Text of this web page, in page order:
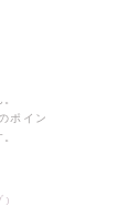
ポイン
)